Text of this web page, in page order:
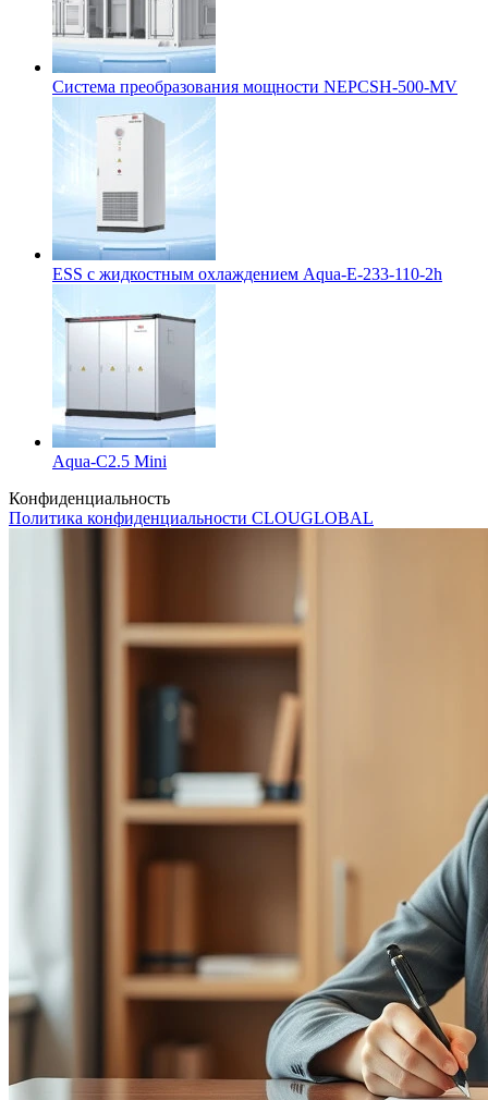
Система преобразования мощности NEPCSH-500-MV
ESS с жидкостным охлаждением Aqua-E-233-110-2h
Aqua-C2.5 Mini
Конфиденциальность
Политика конфиденциальности CLOUGLOBAL